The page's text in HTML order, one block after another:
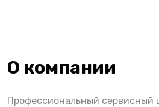
О компании
Профессиональный сервисный